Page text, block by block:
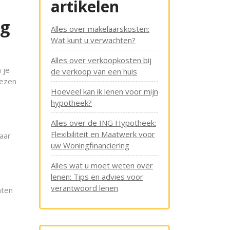
je
artikelen
Alles over makelaarskosten:
Wat kunt u verwachten?
Alles over verkoopkosten bij
de verkoop van een huis
Hoeveel kan ik lenen voor mijn
hypotheek?
Alles over de ING Hypotheek:
Flexibiliteit en Maatwerk voor
uw Woningfinanciering
Alles wat u moet weten over
lenen: Tips en advies voor
verantwoord lenen